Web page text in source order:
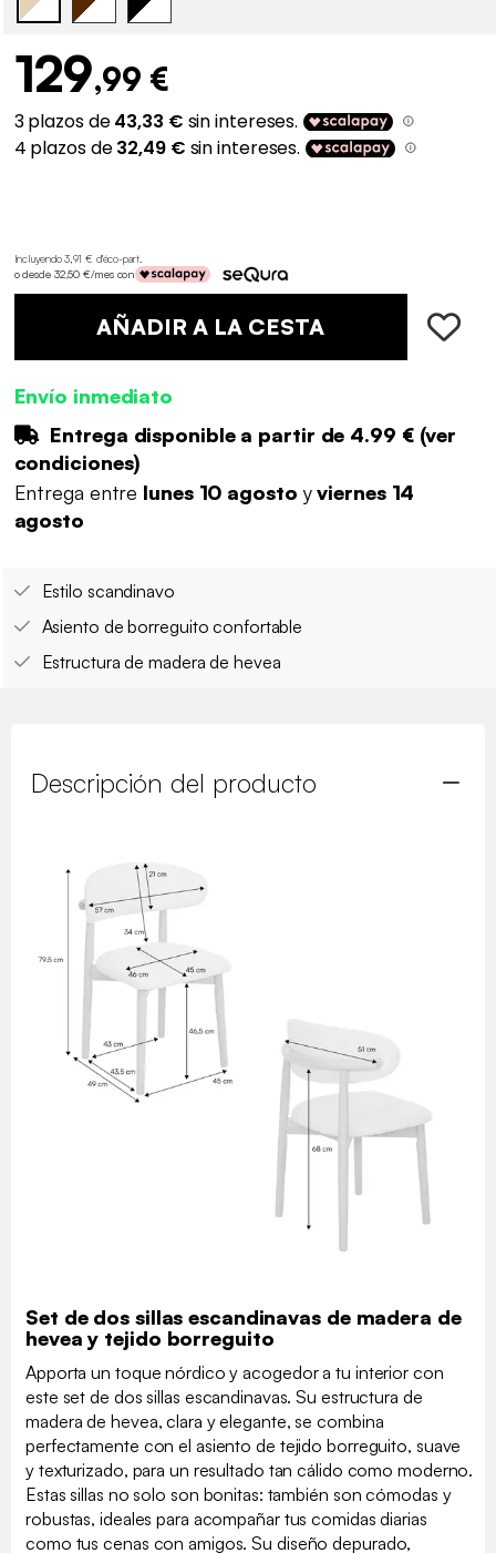
129,99 €
Incluyendo 3,91 € d'éco-part.
o desde 32,50 €/mes con
AÑADIR A LA CESTA
Envío inmediato
Entrega disponible a partir de 4.99 €(ver
condiciones)
Entrega entre lunes 10 agosto yviernes 14
agosto
Estilo scandinavo
Asiento de borreguito confortable
Estructura de madera de hevea
Descripción del producto
Set de dos sillas escandinavas de madera de
hevea y tejido borreguito
Apporta un toque nórdico y acogedor a tu interior con
este set de dos sillas escandinavas. Su estructura de
madera de hevea, clara y elegante, se combina
perfectamente con el asiento de tejido borreguito, suave
y texturizado, para un resultado tan cálido como moderno.
Estas sillas no solo son bonitas: también son cómodas y
robustas, ideales para acompañar tus comidas diarias
como tus cenas con amigos. Su diseño depurado,